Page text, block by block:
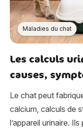
Maladies du chat
Les calculs
causes,
Le chat peut
calcium, calculs de
l’appareil urinaire.